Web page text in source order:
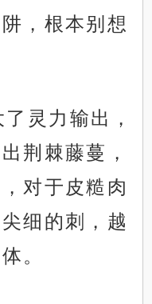
，根本别想
灵力输出，
荆棘藤蔓，
对于皮糙肉
细的刺，越
。